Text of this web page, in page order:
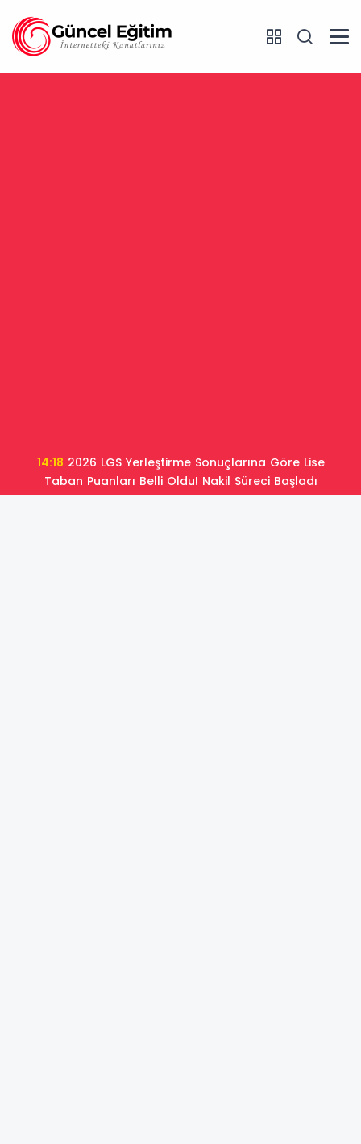
14:18
Taban Puanları Belli Oldu! Nakil Süreci Başladı